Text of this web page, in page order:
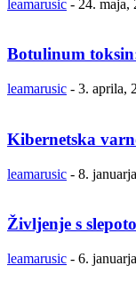
leamarusic - 24. maja,
Botulinum
leamarusic - 3. aprila,
Kibernetska
leamarusic - 8.
Življenje s slepoto
leamarusic - 6.